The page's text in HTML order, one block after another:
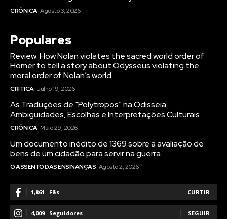
CRÓNICA Agosto 3, 2026
Populares
Review: How Nolan violates the sacred world order of
Homer to tell a story about Odysseus violating the
moral order of Nolan’s world
CRÍTICA Julho 19, 2026
As Traduções de “Polytropos” na Odisseia:
Ambiguidades, Escolhas e Interpretações Culturais
CRÓNICA Maio 29, 2026
Um documento inédito de 1369 sobre a avaliação de
bens de um cidadão para servir na guerra
O ASSENTO DAS ENSINANÇAS Agosto 2, 2026
1,861 Fãs CURTIR
4,009 Seguidores SEGUIR